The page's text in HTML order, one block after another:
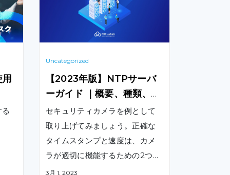
Uncategorized
【2023年版】NTPサーバ
ーガイド ｜概要、種類、ユ
ースケース
セキュリティカメラを例として
取り上げてみましょう。正確な
タイムスタンプと速度は、カメ
ラが適切に機能するための2つの
主な要件であり、追跡・保存可
3月 1, 2023